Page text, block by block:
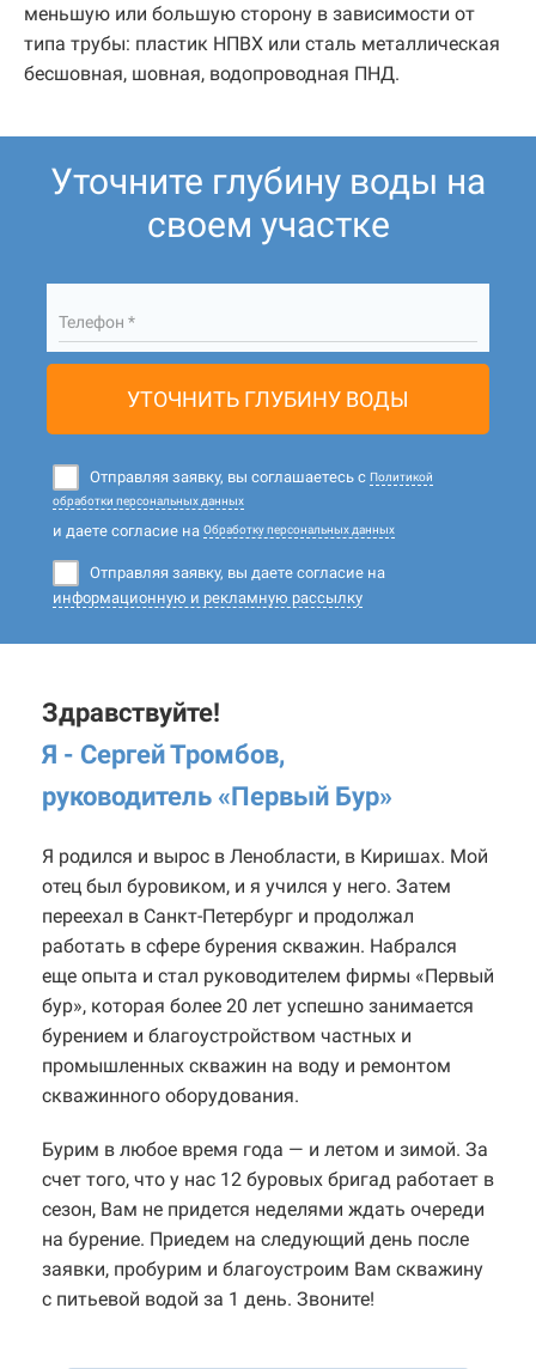
меньшую или большую сторону в зависимости от
типа трубы: пластик НПВХ или сталь металлическая
бесшовная, шовная, водопроводная ПНД.
Уточните глубину воды на
своем участке
Телефон *
УТОЧНИТЬ ГЛУБИНУ ВОДЫ
Отправляя заявку, вы соглашаетесь с Политикой
обработки персональных данных
и даете согласие на Обработку персональных данных
Отправляя заявку, вы даете согласие на
информационную и рекламную рассылку
Здравствуйте!
Я - Сергей Тромбов,
руководитель «Первый Бур»
Я родился и вырос в Ленобласти, в Киришах. Мой
отец был буровиком, и я учился у него. Затем
переехал в Санкт-Петербург и продолжал
работать в сфере бурения скважин. Набрался
еще опыта и стал руководителем фирмы «Первый
бур», которая более 20 лет успешно занимается
бурением и благоустройством частных и
промышленных скважин на воду и ремонтом
скважинного оборудования.
Бурим в любое время года — и летом и зимой. За
счет того, что у нас 12 буровых бригад работает в
сезон, Вам не придется неделями ждать очереди
на бурение. Приедем на следующий день после
заявки, пробурим и благоустроим Вам скважину
с питьевой водой за 1 день. Звоните!